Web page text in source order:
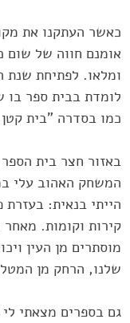
כאשר העתקנו את
אומנם חווה ‏של שום
ומלאו. לפתיחת שנת
לומדת בבית ספר בו
כמו בסדרה "בית
באזור חצר בית
המשחק ‏האהוב עלי
הייתי בנאית:
קירות וקומות.
מוסתרים מן העין
שלנו, ‏הרחק מן
גם בספרים מצאתי